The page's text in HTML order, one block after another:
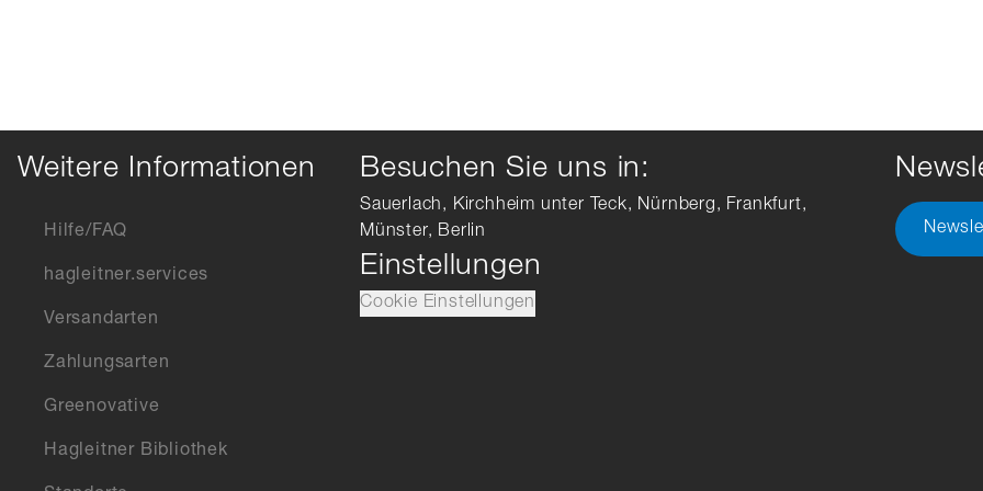
Weitere Informationen
Hilfe/FAQ
hagleitner.services
Versandarten
Zahlungsarten
Greenovative
Hagleitner Bibliothek
Besuchen Sie uns in:
Sauerlach, Kirchheim unter Teck, Nürnberg, Frankfurt,
Münster, Berlin
Einstellungen
Cookie Einstellungen